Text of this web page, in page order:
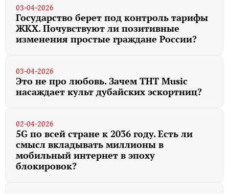
03-04-2026
Государство берет под контроль тарифы
ЖКХ. Почувствуют ли позитивные
изменения простые граждане России?
03-04-2026
Это не про любовь. Зачем TНT Music
насаждает культ дубайских эскортниц?
02-04-2026
5G по всей стране к 2036 году. Есть ли
смысл вкладывать миллионы в
мобильный интернет в эпоху
блокировок?